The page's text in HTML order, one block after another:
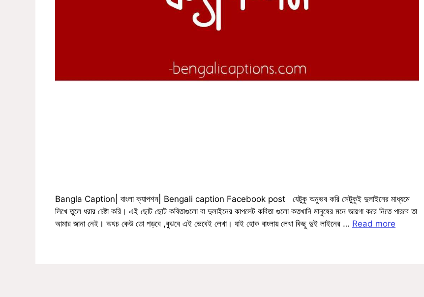
Bangla Caption| বাংলা ক্যাপশন| Bengali caption Facebook post যেটুকু অনুভব করি সেটুকুই দুলাইনের মাধ্যমে
লিখে তুলে ধরার চেষ্টা করি। এই ছোট ছোট কবিতাগুলো বা দুলাইনের কাপলেট কবিতা গুলো কতখানি মানুষের মনে জায়গা করে নিতে পারবে তা
আমার জানা নেই। অথচ কেউ তো পড়বে ,বুঝবে এই ভেবেই লেখা। যাই হোক বাংলায় লেখা কিছু দুই লাইনের … Read more